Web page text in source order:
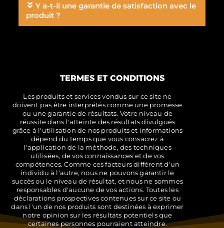
Y a-t-il une garantie de satisfaction avec le
produit ?
TERMES ET CONDITIONS
Les produits et services vendus sur ce site ne
doivent pas être interprétés comme une promesse
ou une garantie de résultats. Votre niveau de
réussite dans l'atteinte des résultats divulgués
grâce à l'utilisation de nos produits et informations
dépend du temps que vous consacrez à
l'application de la méthode, des techniques
utilisées, de vos connaissances et de vos
compétences. Comme ces facteurs diffèrent d'un
individu à l'autre, nous ne pouvons garantir le
succès ou le niveau de résultat, et nous ne sommes
responsables d'aucune de vos actions. Toutes les
déclarations prospectives contenues sur ce site ou
dans l'un de nos produits sont destinées à exprimer
notre opinion sur les résultats potentiels que
certaines personnes pourraient atteindre.